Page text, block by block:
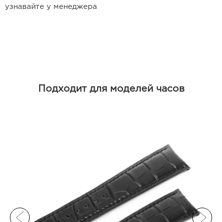
узнавайте у менеджера
Подходит для моделей часов
Ремешки для часов Harry Winston
Ремешки для часов Jaquet Droz
Ремешки для часов Jaeger LeCoultre
Ремешки для часов Longines